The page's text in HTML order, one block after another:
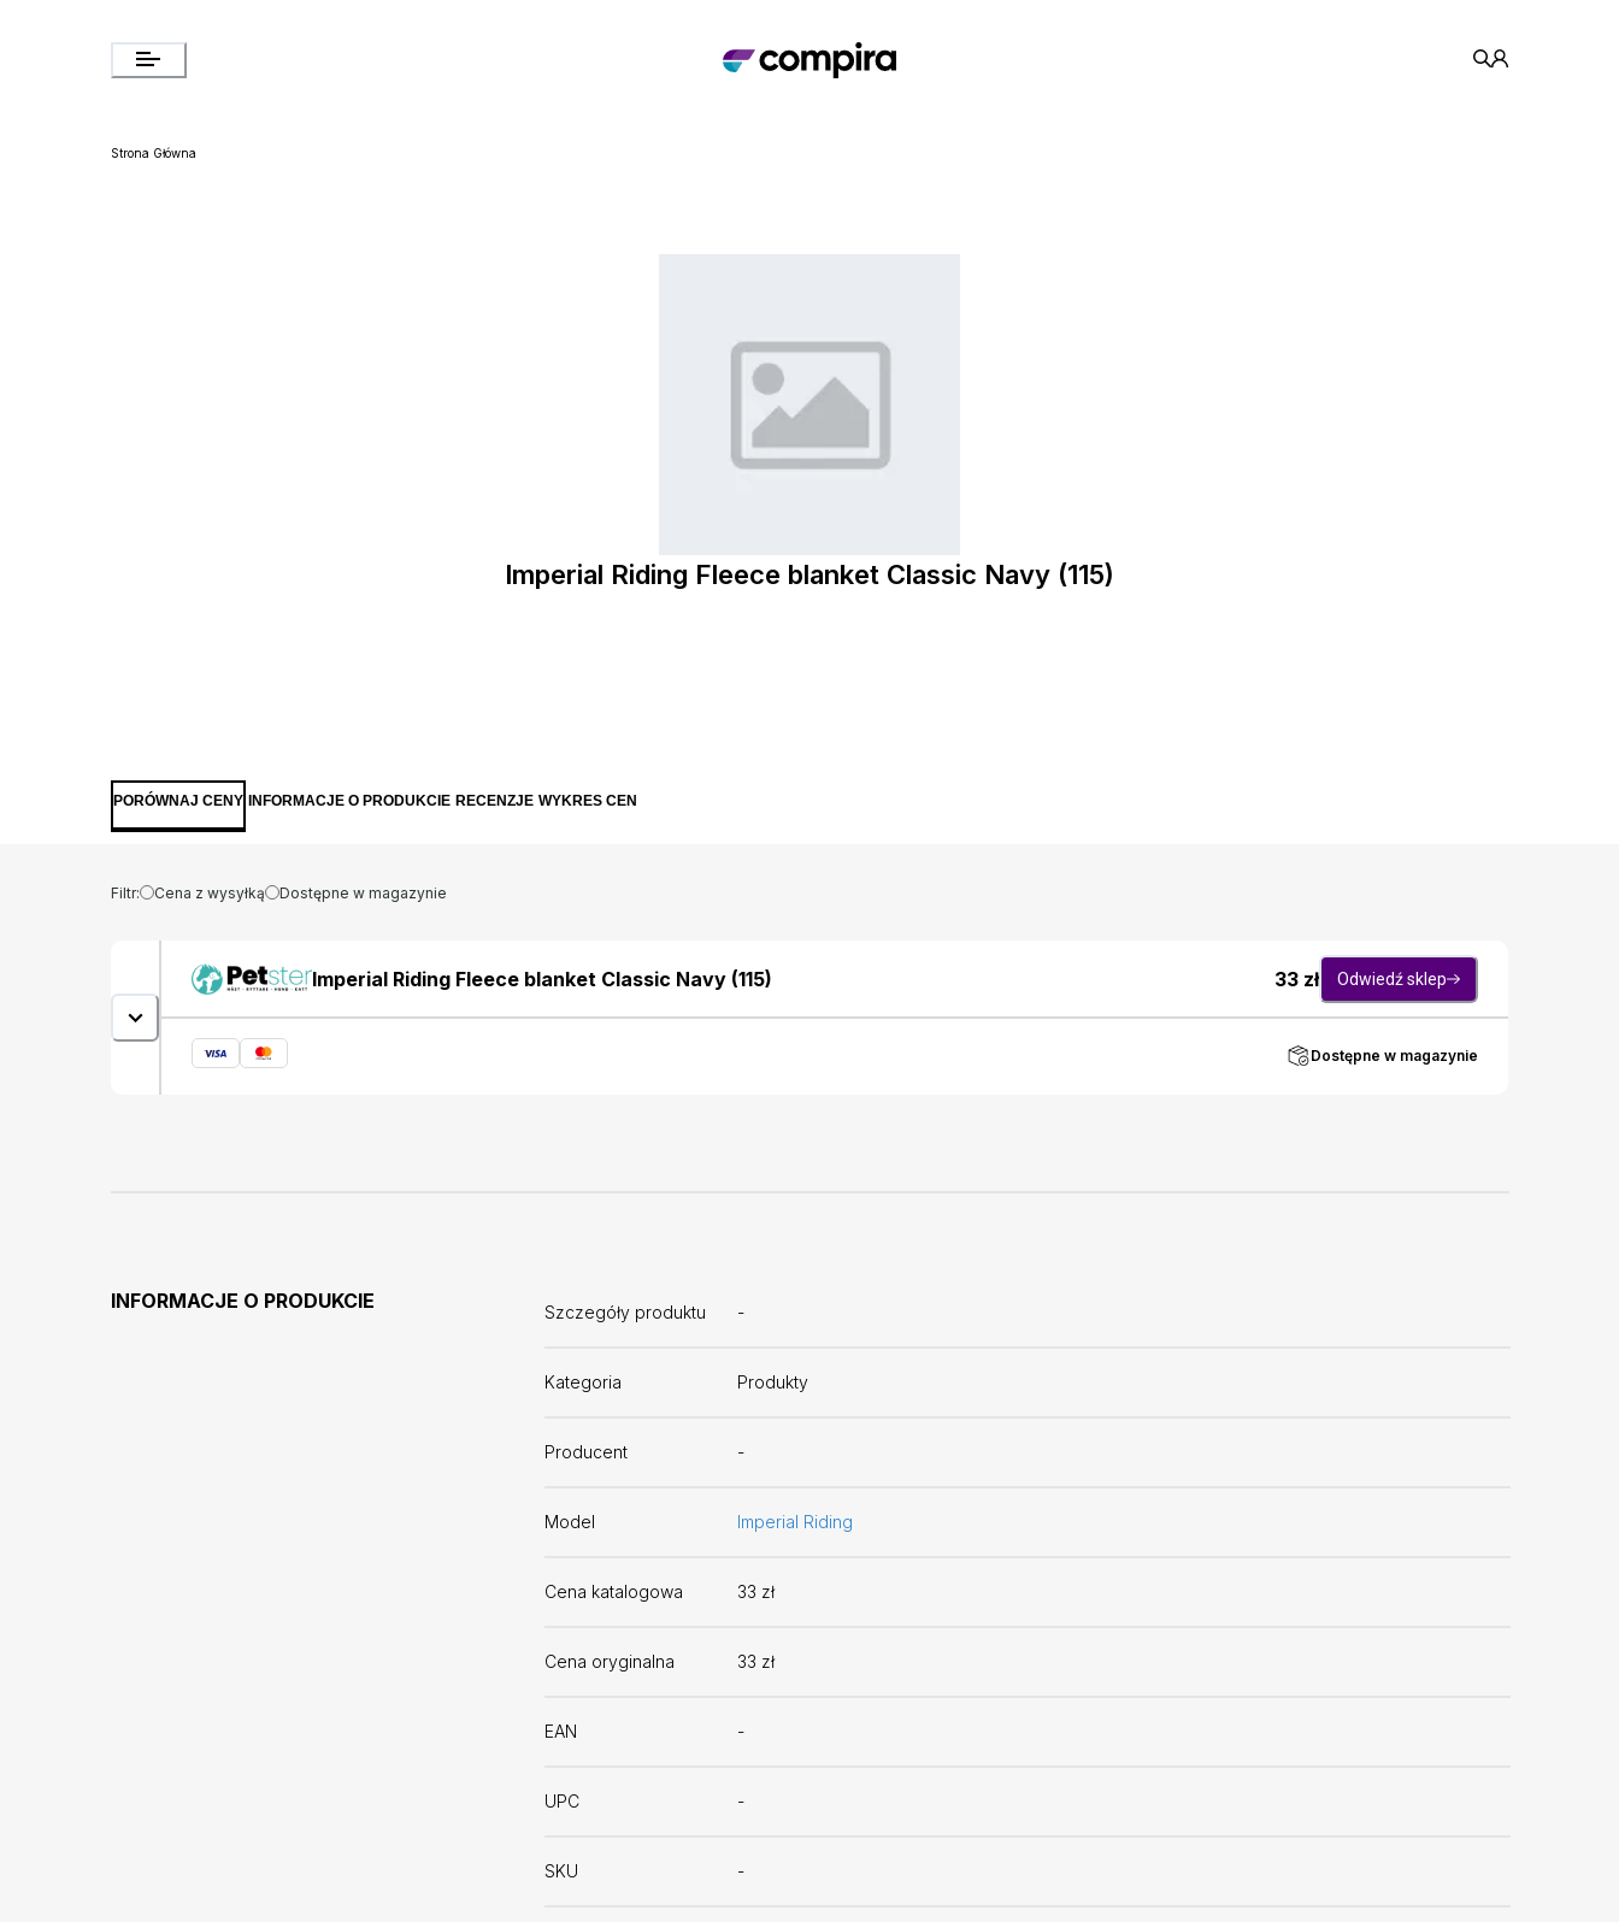
Strona Główna
Imperial Riding Fleece blanket Classic Navy (115)
PORÓWNAJ CENY INFORMACJE O PRODUKCIE RECENZJE WYKRES CEN
Filtr: Cena z wysyłką Dostępne w magazynie
Imperial Riding Fleece blanket Classic Navy (115) 33 zł Odwiedź sklep
Dostępne w magazynie
INFORMACJE O PRODUKCIE
Szczegóły produktu -
Kategoria Produkty
Producent -
Model Imperial Riding
Cena katalogowa 33 zł
Cena oryginalna 33 zł
EAN -
UPC -
SKU -